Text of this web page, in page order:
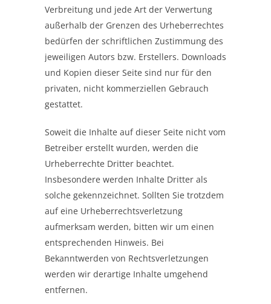
Verbreitung und jede Art der Verwertung
außerhalb der Grenzen des Urheberrechtes
bedürfen der schriftlichen Zustimmung des
jeweiligen Autors bzw. Erstellers. Downloads
und Kopien dieser Seite sind nur für den
privaten, nicht kommerziellen Gebrauch
gestattet.
Soweit die Inhalte auf dieser Seite nicht vom
Betreiber erstellt wurden, werden die
Urheberrechte Dritter beachtet.
Insbesondere werden Inhalte Dritter als
solche gekennzeichnet. Sollten Sie trotzdem
auf eine Urheberrechtsverletzung
aufmerksam werden, bitten wir um einen
entsprechenden Hinweis. Bei
Bekanntwerden von Rechtsverletzungen
werden wir derartige Inhalte umgehend
entfernen.